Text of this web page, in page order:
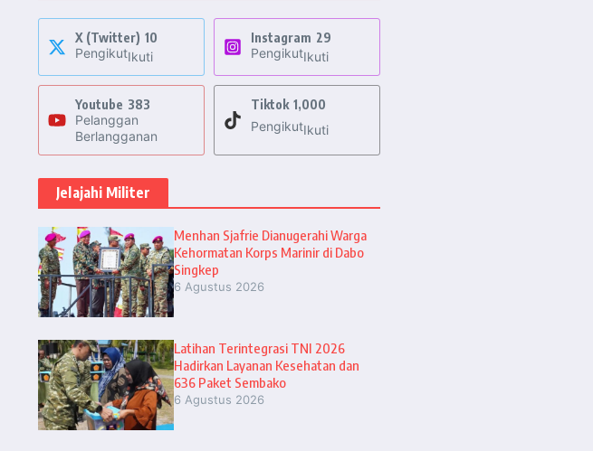
X (Twitter) 10
PengikutIkuti
Instagram 29
PengikutIkuti
Youtube 383
Pelanggan
Berlangganan
Tiktok 1,000
PengikutIkuti
Jelajahi Militer
Menhan Sjafrie Dianugerahi Warga
Kehormatan Korps Marinir di Dabo
Singkep
6 Agustus 2026
Latihan Terintegrasi TNI 2026
Hadirkan Layanan Kesehatan dan
636 Paket Sembako
6 Agustus 2026